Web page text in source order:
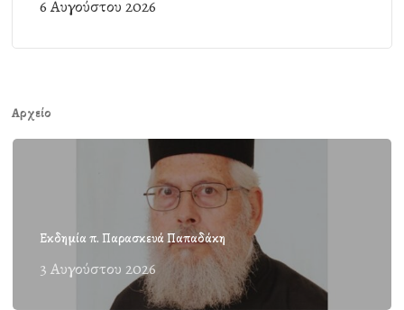
6 Αυγούστου 2026
Αρχείο
Εκδημία π. Παρασκευά Παπαδάκη
3 Αυγούστου 2026